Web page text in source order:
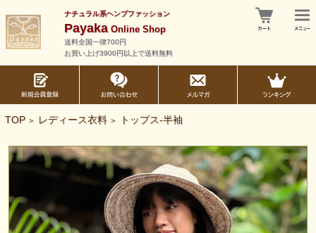
ナチュラル系ヘンプファッション
PayakaOnline Shop
送料全国一律700円
お買い上げ3900円以上で送料無料
TOP > レディース衣料 > トップス-半袖